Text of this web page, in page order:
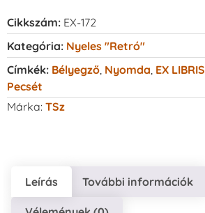
Cikkszám: EX-172
Kategória: Nyeles "retró"
Címkék: Bélyegző Nyomda EX LIBRIS
Pecsét
Márka: TSz
Leírás További információk